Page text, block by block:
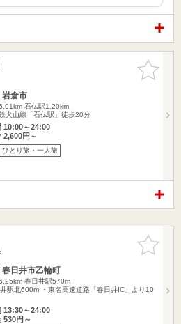
お気に入
りに追加
岩倉市
石仏駅1.20km
犬山線「石仏駅」徒歩20分
10:00～24:00
2,600円～
ひとり旅・一人旅
お気に入
りに追加
春日井市乙輪町
春日井駅570m
井駅北600m ・東名高速道路「春日井IC」より10
13:30～24:00
530円～